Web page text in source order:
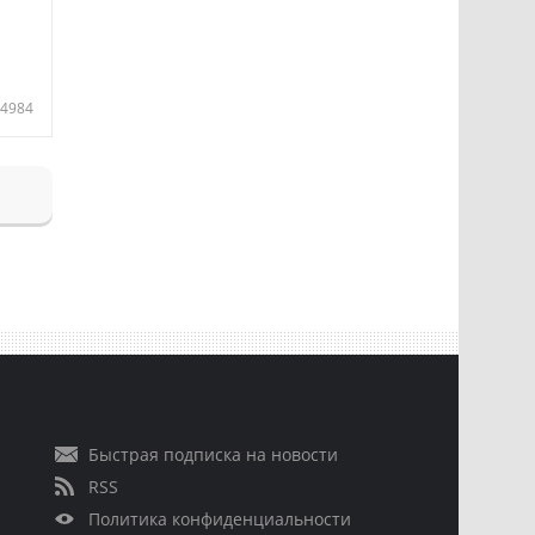
4984
Быстрая подписка на новости
RSS
Политика конфиденциальности